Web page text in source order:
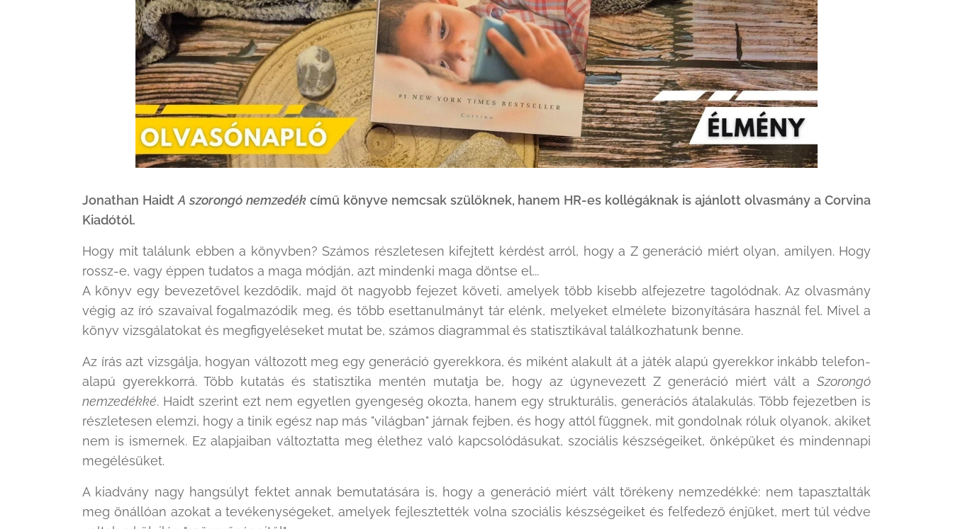
Jonathan HaidtA szorongó nemzedék című könyve nemcsak szülőknek, hanem HR-es kollégáknak is ajánlott olvasmány a Corvina
Kiadótól.
Hogy mit találunk ebben a könyvben? Számos részletesen kifejtett kérdést arról, hogy a Z generáció miért olyan, amilyen. Hogy
rossz-e, vagy éppen tudatos a maga módján, azt mindenki maga döntse el...
A könyv egy bevezetővel kezdődik, majd öt nagyobb fejezet követi, amelyek több kisebb alfejezetre tagolódnak. Az olvasmány
végig az író szavaival fogalmazódik meg, és több esettanulmányt tár elénk, melyeket elmélete bizonyítására használ fel. Mivel a
könyv vizsgálatokat és megfigyeléseket mutat be, számos diagrammal és statisztikával találkozhatunk benne.
Az írás azt vizsgálja, hogyan változott meg egy generáció gyerekkora, és miként alakult át a játék alapú gyerekkor inkább telefon-
alapú gyerekkorrá. Több kutatás és statisztika mentén mutatja be, hogy az úgynevezett Z generáció miért vált a Szorongó
nemzedékké. Haidt szerint ezt nem egyetlen gyengeség okozta, hanem egy strukturális, generációs átalakulás. Több fejezetben is
részletesen elemzi, hogy a tinik egész nap más "világban" járnak fejben, és hogy attól függnek, mit gondolnak róluk olyanok, akiket
nem is ismernek. Ez alapjaiban változtatta meg élethez való kapcsolódásukat, szociális készségeiket, önképüket és mindennapi
megélésüket.
A kiadvány nagy hangsúlyt fektet annak bemutatására is, hogy a generáció miért vált törékeny nemzedékké: nem tapasztalták
meg önállóan azokat a tevékenységeket, amelyek fejlesztették volna szociális készségeiket és felfedező énjüket, mert túl védve